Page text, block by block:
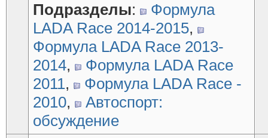
Подразделы:
Формула
LADA Race 2014-2015,
Формула LADA Race 2013-
2014,
Формула LADA Race
2011,
Формула LADA Race -
2010,
Автоспорт:
обсуждение